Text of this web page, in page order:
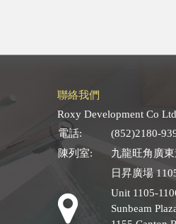
聯絡我們
Roxy Development Co
電話:
(852)2180-
陳列室:
九龍旺角廣
日昇廣場
Unit 1105-
Sunbeam